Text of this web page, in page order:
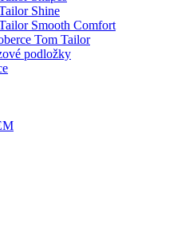
Shine
Smooth Comfort
Tom Tailor
podložky